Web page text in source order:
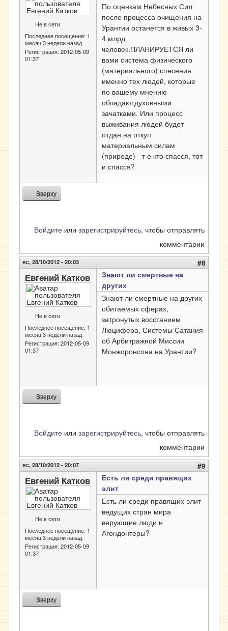
Не в сети
Последнее посещение: 1
месяц 3 недели назад
Регистрация:2012-05-09
01:37
По оценкам Небесных Сил
после процесса очищения на
Урантии останется в живых 3-
4 млрд.
человек.ПЛАНИРУЕТСЯ ли
вами система физического
(материального) спесения
именно тех людей, которые
по вашему мнению
обладаютдуховными
зачатками. Или процесс
выживания людей будет
отдан на откуп
материальным силам
(природе) - т е кто спасся, тот
и спасся?
Вверху
Войдите или зарегистрируйтесь, чтобы отправлять
комментарии
вс, 28/10/2012 - 20:03 #8
Евгений Катков
Не в сети
Последнее посещение: 1
месяц 3 недели назад
Регистрация:2012-05-09
01:37
Знают ли смертные на
других
Знают ли смертные на других
обитаемых сферах,
затронутых восстанием
Люцифера, Системы Сатания
об Арбитражной Миссии
Монжоронсона на Урантии?
Вверху
Войдите или зарегистрируйтесь, чтобы отправлять
комментарии
вс, 28/10/2012 - 20:07 #9
Евгений Катков
Не в сети
Последнее посещение: 1
месяц 3 недели назад
Регистрация:2012-05-09
01:37
Есть ли среди правящих
элит
Есть ли среди правящих элит
ведущих стран мира
верующие люди и
Агондонтеры?
Вверху